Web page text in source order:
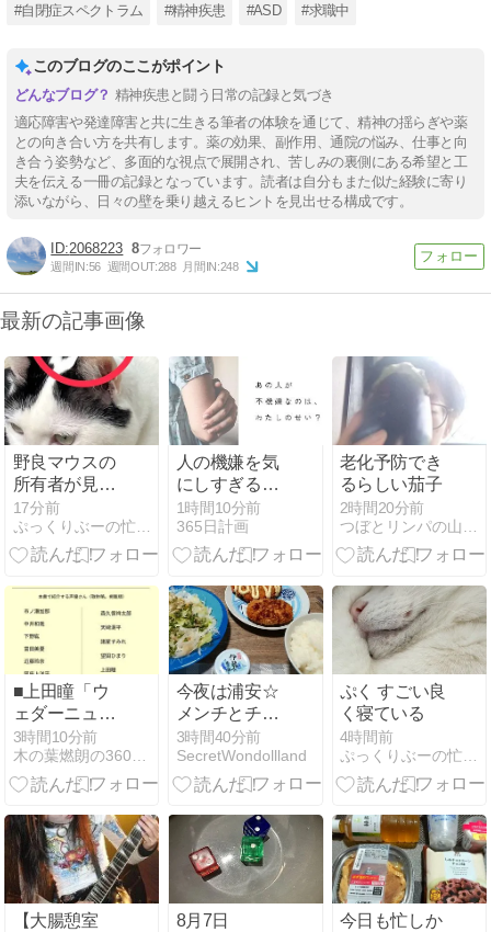
#自閉症スペクトラム #精神疾患 #ASD #求職中
このブログのここがポイント
精神疾患と闘う日常の記録と気づき
適応障害や発達障害と共に生きる筆者の体験を通じて、精神の揺らぎや薬
との向き合い方を共有します。薬の効果、副作用、通院の悩み、仕事と向
き合う姿勢など、多面的な視点で展開され、苦しみの裏側にある希望と工
夫を伝える一冊の記録となっています。読者は自分もまた似た経験に寄り
添いながら、日々の壁を乗り越えるヒントを見出せる構成です。
2068223 8
週間IN:56 週間OUT:288 月間IN:248
最新の記事画像
野良マウスの
所有者が見つ
かった
17分前
人の機嫌を気
にしすぎる40
代へ｜「不機
嫌＝自分のせ
い」と考えな
1時間10分前
365日計画
老化予防でき
るらしい茄子
2時間20分前
■上田瞳「ウ
ェダーニュー
スR」｜◆丁
寧で、初めて
聴く人にも入
オ。｜C108新
刊収録
3時間10分前
今夜は浦安☆
メンチとチキ
ンカツです#
本日のおうち
ごはん
3時間40分前
SecretWondollland
ぷく すごい良
く寝ている
4時間前
【大腸憩室
8月7日
今日も忙しか